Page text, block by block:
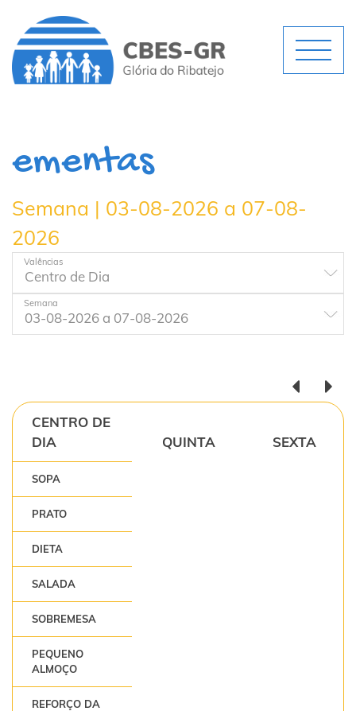
ementas
Semana | 03-08-2026 a 07-08-
2026
Valências
Semana
CENTRO DE
DIA
QUINTA SEXTA
SOPA
PRATO
DIETA
SALADA
SOBREMESA
PEQUENO
ALMOÇO
REFORÇO DA